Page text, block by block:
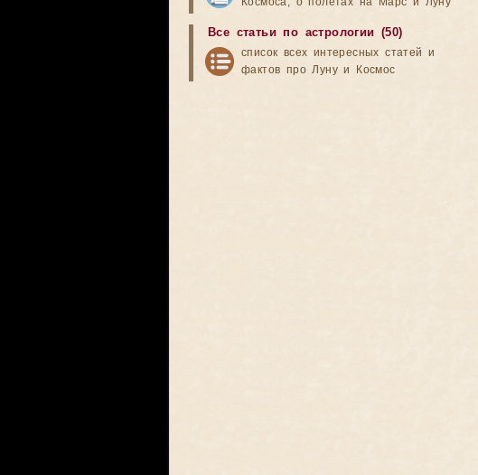
Все статьи по астрологии (50)
список всех интересных статей и
фактов про Луну и Космос